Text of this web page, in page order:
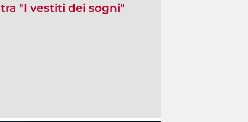
"I vestiti dei sogni"